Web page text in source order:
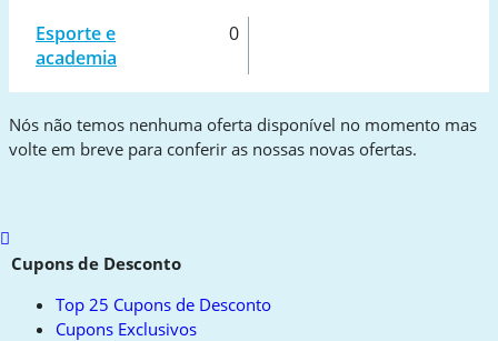
Esporte e
academia
0
Nós não temos nenhuma oferta disponível no momento mas
volte em breve para conferir as nossas novas ofertas.
Scroll
toCupons de Desconto
Top 25 Cupons de Desconto
Cupons Exclusivos